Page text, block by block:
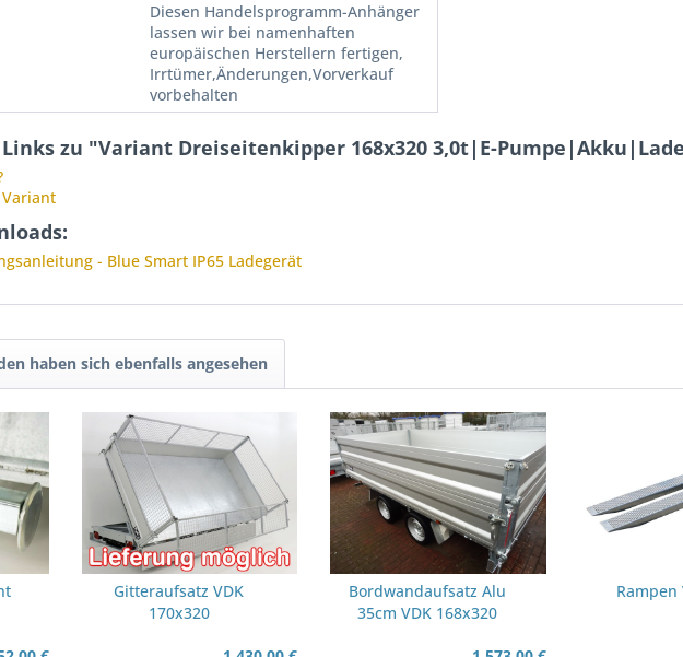
Diesen Handelsprogramm-Anhänger
lassen wir bei namenhaften
europäischen Herstellern fertigen,
Irrtümer,Änderungen,Vorverkauf
vorbehalten
zu "Variant Dreiseitenkipper 168x320 3,0t|E-
- Blue Smart IP65 Ladegerät
haben sich ebenfalls angesehen
Gitteraufsatz VDK
170x320
Bordwandaufsatz Alu
35cm VDK 168x320